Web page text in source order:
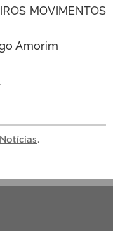
MOVIMENTOS
Amorim
Notícias.